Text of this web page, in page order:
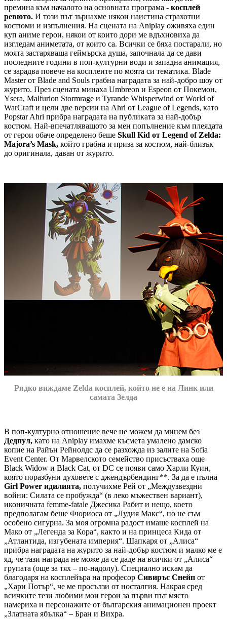
премина към началото на основната програма - косплей
ревюто. И този път зърнахме някои наистина страхотни
костюми и изпълнения. На сцената на Aniplay оживяха един
куп аниме герои, някои от които дори ме вдъхновиха да
изгледам аниметата, от които са. Всички се бяха постарали, но
моята застаряваща геймърска душа, започнала да се дави
последните години в поп-културни води и западна анимация,
се зарадва повече на косплеите по моята си тематика. Blade
Master от Blade and Souls грабна наградата за най-добро шоу от
журито. През сцената минаха Umbreon и Espeon от Покемон,
Ysera, Malfurion Stormrage и Tyrande Whisperwind от World of
WarCraft и цели две версии на Ahri от League of Legends, като
Popstar Ahri прибра наградата на публиката за най-добър
костюм. Най-впечатляващото за мен попълнение към плеядата
от герои обаче определено беше Skull Kid от Legend of Zelda:
Majora’s Mask, който грабна и приза за костюм, най-близък
до оригинала, даван от журито.
Рядко виждаме Zelda косплей, който не е на Линк или
самата Зелда
В поп-културно отношение вече не можем да минем без
Дедпул, като на Aniplay имахме късмета умалено дамско
копие на Райън Рейнолдс да се разхожда из залите на Sofia
Event Center. От Марвелското семейство присъстваха още
Black Widow и Black Cat, от DC се появи само Харли Куин,
която поразбуни духовете с джендърбендинг**. За да е пълна
Girl Power идилията, получихме Рей от „Междузвездни
войни: Силата се пробужда“ (в леко мъжествен вариант),
иконичната femme-fatale Джесика Рабит и нещо, което
предполагам беше Фюриоса от „Лудия Макс“, но не съм
особено сигурна. За моя огромна радост имаше косплей на
Мако от „Легенда за Кора“, както и на принцеса Кида от
„Атлантида, изгубената империя“. Шапкаря от „Алиса“
прибра наградата на журито за най-добър костюм и малко ме е
яд, че тази награда не може да се даде на всички от „Алиса“
групата (още за тях – по-надолу). Специално искам да
благодаря на косплейъра на професор Сивиръс Снейп от
„Хари Потър“, че ме просълзи от носталгия. Накрая сред
всичките тези любими мои герои за първи път място
намериха и персонажите от българския анимационен проект
„Златната ябълка“ – Бран и Вихра.